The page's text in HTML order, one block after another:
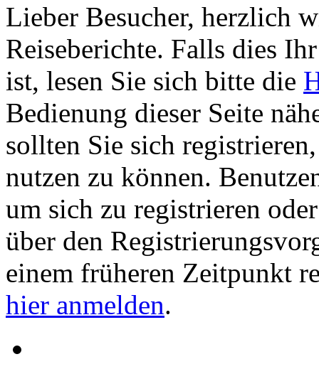
Lieber Besucher, herzlich
Reiseberichte. Falls dies
ist, lesen Sie sich bitte die
Bedienung dieser Seite
sollten Sie sich
nutzen zu können.
um sich zu registrieren
über den
einem früheren Zeitpunkt
hier anmelden.